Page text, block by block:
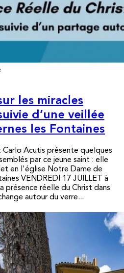
les miracles
d’une veillée
les Fontaines
Acutis présente quelques
par ce jeune saint : elle
en l'église Notre Dame de
VENDREDI 17 JUILLET à
présence réelle du Christ dans
autour du verre...